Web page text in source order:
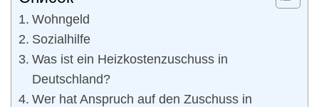
Wohngeld
Sozialhilfe
Was ist ein Heizkostenzuschuss in
Deutschland?
Wer hat Anspruch auf den Zuschuss in